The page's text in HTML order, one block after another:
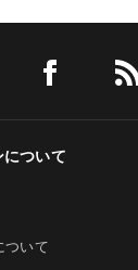
ついて
ついて